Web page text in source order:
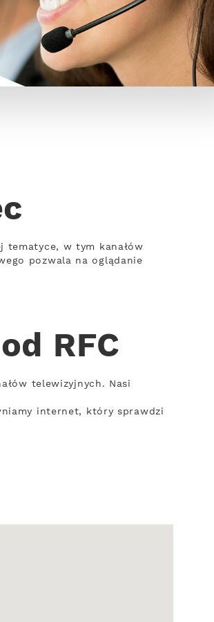
tematyce, w tym kanałów
pozwala na oglądanie
RFC
telewizyjnych. Nasi
internet, który sprawdzi